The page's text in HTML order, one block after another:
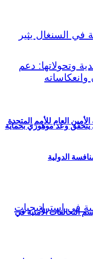
العام للأمم المتحدة
الدولية
يتحقق وعد موهوزي بحماية
التحالفات الأمنية في